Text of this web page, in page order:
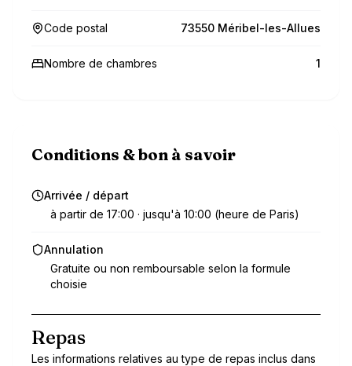
Code postal 73550 Méribel-les-Allues
Nombre de chambres 1
Conditions & bon à savoir
Arrivée / départ
à partir de 17:00 · jusqu'à 10:00 (heure de Paris)
Annulation
Gratuite ou non remboursable selon la formule
choisie
Repas
Les informations relatives au type de repas inclus dans